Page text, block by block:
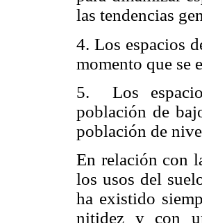
las tendencias
4. Los espacios
momento que se
5. Los
población de
población de
En relación con
los usos del
ha existido
nitidez y con